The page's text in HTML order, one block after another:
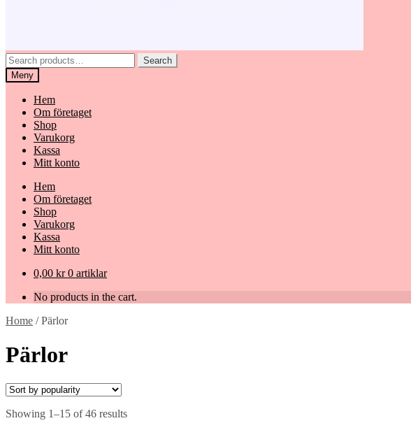
Search
for:
Search
Meny
Hem
Om företaget
Shop
Varukorg
Kassa
Mitt konto
Hem
Om företaget
Shop
Varukorg
Kassa
Mitt konto
0,00 kr 0 artiklar
No products in the cart.
Home /Pärlor
Pärlor
Showing 1–15 of 46 results